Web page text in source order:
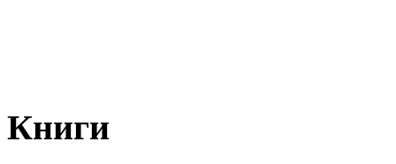
Книги